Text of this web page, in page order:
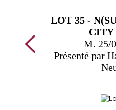
LOT 35 -
CITY
M. 25/
Présenté par